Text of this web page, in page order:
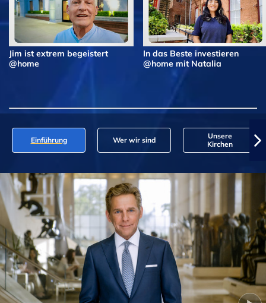
Jim ist extrem begeistert
@home
In das Beste investieren
@home mit Natalia
Einführung Wer wir sind
Unsere
Kirchen